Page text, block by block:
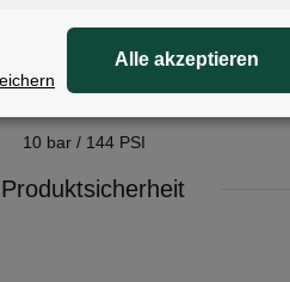
10 bar / 144 PSI
Alle akzeptieren